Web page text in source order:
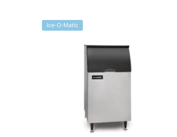
Ice-O-Matic